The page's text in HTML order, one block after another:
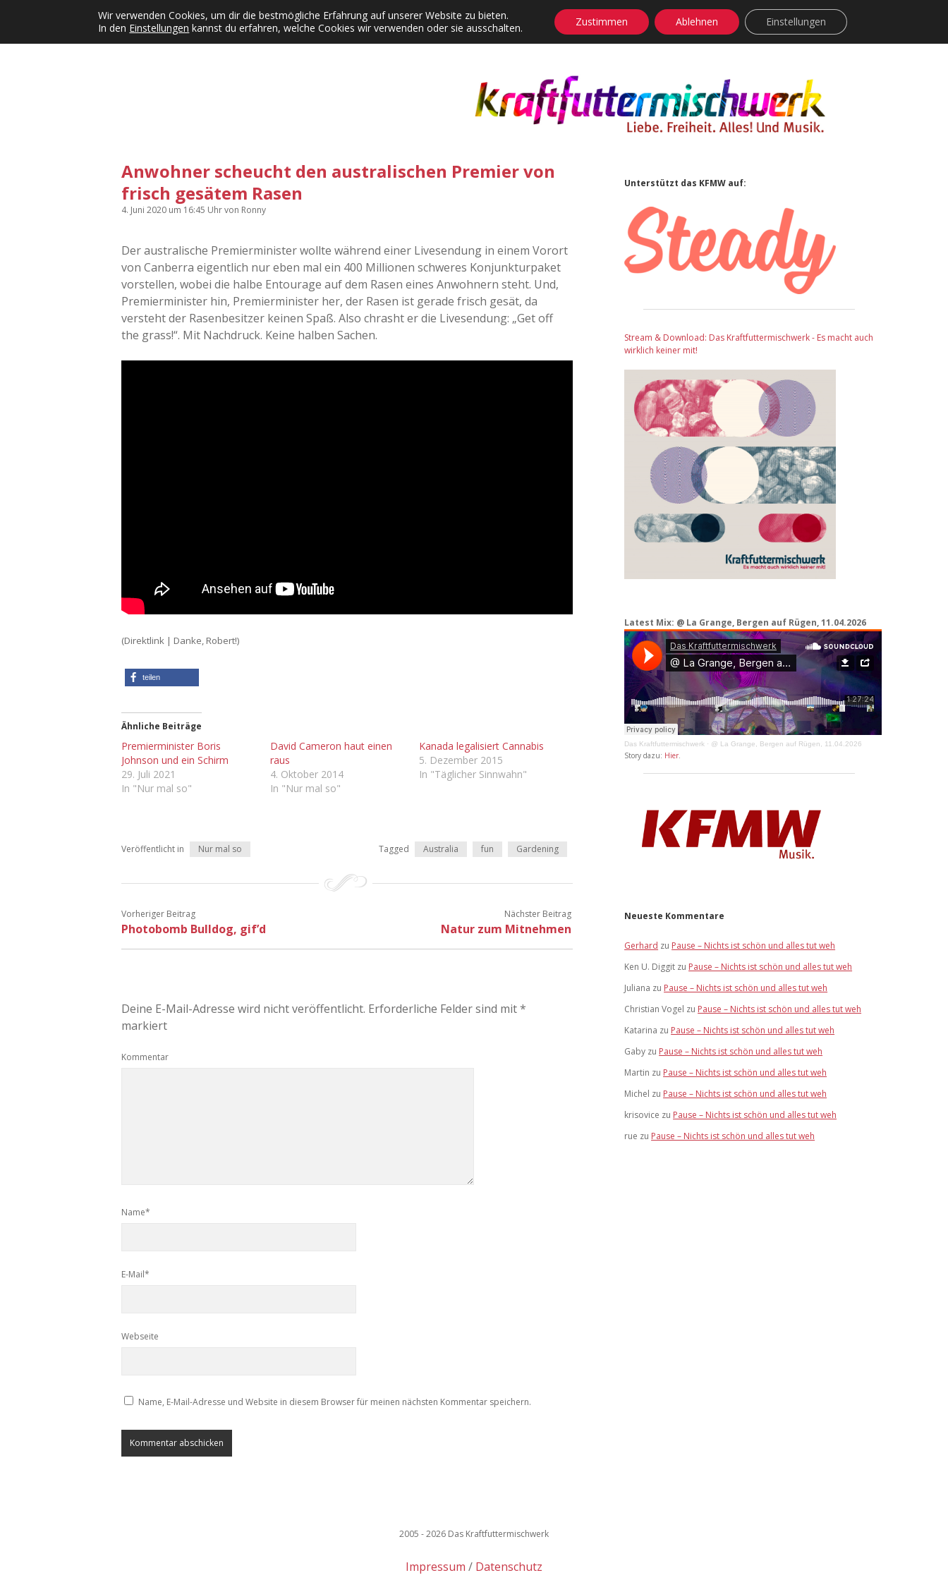
Kategorien Dropdown-Menü öffnen
KFMW-Disco Dates Instagrams Contact Adventskalender Dropdown-Menü öffnen facebook
instagram
rss soundcloud
vimeoBluesky
Anwohner scheucht den australischen Premier von
frisch gesätem Rasen
4. Juni 2020 um 16:45 Uhrvon Ronny
Der australische Premierminister wollte während einer Livesendung in einem Vorort
von Canberra eigentlich nur eben mal ein 400 Millionen schweres Konjunkturpaket
vorstellen, wobei die halbe Entourage auf dem Rasen eines Anwohnern steht. Und,
Premierminister hin, Premierminister her, der Rasen ist gerade frisch gesät, da
versteht der Rasenbesitzer keinen Spaß. Also chrasht er die Livesendung: „Get off
the grass!“. Mit Nachdruck. Keine halben Sachen.
(Direktlink | Danke, Robert!)
teilen
Ähnliche Beiträge
Premierminister Boris
Johnson und ein Schirm
29. Juli 2021
In "Nur mal so"
David Cameron haut einen
raus
4. Oktober 2014
In "Nur mal so"
Kanada legalisiert Cannabis
5. Dezember 2015
In "Täglicher Sinnwahn"
Veröffentlicht in Nur mal so Tagged Australia fun Gardening
Vorheriger Beitrag
Photobomb Bulldog, gif’d
Nächster Beitrag
Natur zum Mitnehmen
Deine E-Mail-Adresse wird nicht veröffentlicht. Erforderliche Felder sind mit*
markiert
Kommentar
Name*
E-Mail*
Webseite
Name, E-Mail-Adresse und Website in diesem Browser für meinen nächsten Kommentar speichern.
Sidebar
Unterstützt das KFMW auf:
Stream & Download: Das Kraftfuttermischwerk - Es macht auch
wirklich keiner mit!
Latest Mix: @ La Grange, Bergen auf Rügen, 11.04.2026
Das Kraftfuttermischwerk · @ La Grange, Bergen auf Rügen, 11.04.2026
Story dazu: Hier.
Neueste Kommentare
Gerhard zu Pause – Nichts ist schön und alles tut weh
Ken U. Diggit zu Pause – Nichts ist schön und alles tut weh
Juliana zu Pause – Nichts ist schön und alles tut weh
Christian Vogel zu Pause – Nichts ist schön und alles tut weh
Katarina zu Pause – Nichts ist schön und alles tut weh
Gaby zu Pause – Nichts ist schön und alles tut weh
Martin zu Pause – Nichts ist schön und alles tut weh
Michel zu Pause – Nichts ist schön und alles tut weh
krisovice zu Pause – Nichts ist schön und alles tut weh
rue zu Pause – Nichts ist schön und alles tut weh
2005 - 2026 Das Kraftfuttermischwerk
Impressum Datenschutz
Wir verwenden Cookies, um dir die bestmögliche Erfahrung auf unserer Website zu bieten.
In den Einstellungen kannst du erfahren, welche Cookies wir verwenden oder sie ausschalten. Zustimmen Ablehnen Einstellungen